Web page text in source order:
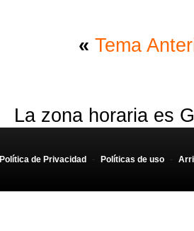
« Tema
La zona horaria es
Política de Privacidad - Políticas de uso -